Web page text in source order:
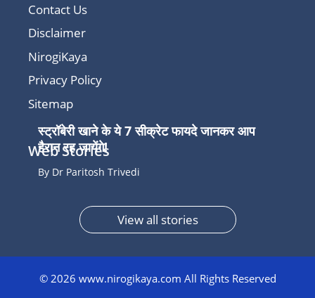
Contact Us
Disclaimer
NirogiKaya
Privacy Policy
Sitemap
Web Stories
स्ट्रॉबेरी खाने के ये 7 सीक्रेट फायदे जानकर आप
हैरान रह जायेंगे!
By Dr Paritosh Trivedi
View all stories
© 2026 www.nirogikaya.com All Rights Reserved